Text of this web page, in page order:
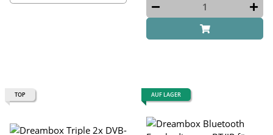
TOP AUF LAGER